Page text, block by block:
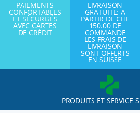
PAIEMENTS
CONFORTABLES
ET SÉCURISÉS
AVEC CARTES
DE CRÉDIT
LIVRAISON
GRATUITE: A
PARTIR DE CHF
150.00 DE
COMMANDE
LES FRAIS DE
LIVRAISON
SONT OFFERTS
EN SUISSE
PRODUITS ET SERVICE